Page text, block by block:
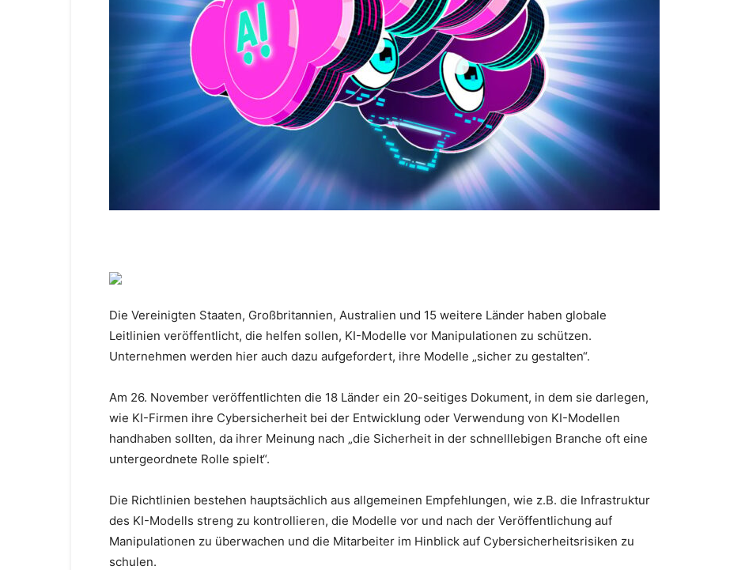
Die Vereinigten Staaten, Großbritannien, Australien und 15 weitere Länder haben globale
Leitlinien veröffentlicht, die helfen sollen, KI-Modelle vor Manipulationen zu schützen.
Unternehmen werden hier auch dazu aufgefordert, ihre Modelle „sicher zu gestalten“.
Am 26. November veröffentlichten die 18 Länder ein 20-seitiges Dokument, in dem sie darlegen,
wie KI-Firmen ihre Cybersicherheit bei der Entwicklung oder Verwendung von KI-Modellen
handhaben sollten, da ihrer Meinung nach „die Sicherheit in der schnelllebigen Branche oft eine
untergeordnete Rolle spielt“.
Die Richtlinien bestehen hauptsächlich aus allgemeinen Empfehlungen, wie z.B. die Infrastruktur
des KI-Modells streng zu kontrollieren, die Modelle vor und nach der Veröffentlichung auf
Manipulationen zu überwachen und die Mitarbeiter im Hinblick auf Cybersicherheitsrisiken zu
schulen.